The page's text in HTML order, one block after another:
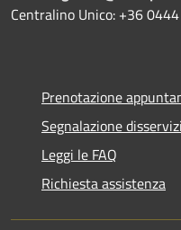
Centralino Unico: +36
Prenotazione
Segnalazione
Leggi le FAQ
Richiesta assistenza